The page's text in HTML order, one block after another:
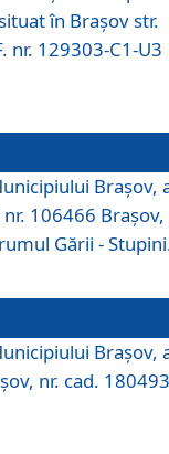
în Brașov str.
nr. 129303-C1-U3
Braşov,
106466 Brașov,
Gării -
Braşov,
nr. cad.